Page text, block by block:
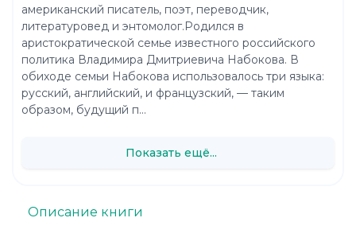
Описание книги
американский писатель, поэт, переводчик,
литературовед и энтомолог.Родился в
аристократической семье известного российского
политика Владимира Дмитриевича Набокова. В
обиходе семьи Набокова использовалось три языка:
русский, английский, и французский, — таким
образом, будущий п...
Показать ещё...